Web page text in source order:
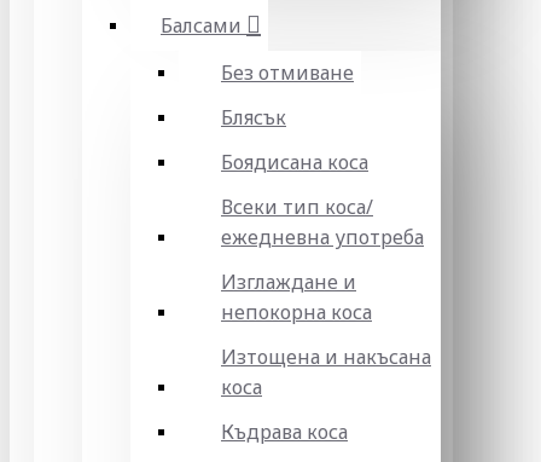
Балсами
Без отмиване
Блясък
Боядисана коса
Всеки тип коса/
ежедневна употреба
Изглаждане и
непокорна коса
Изтощена и накъсана
коса
Къдрава коса